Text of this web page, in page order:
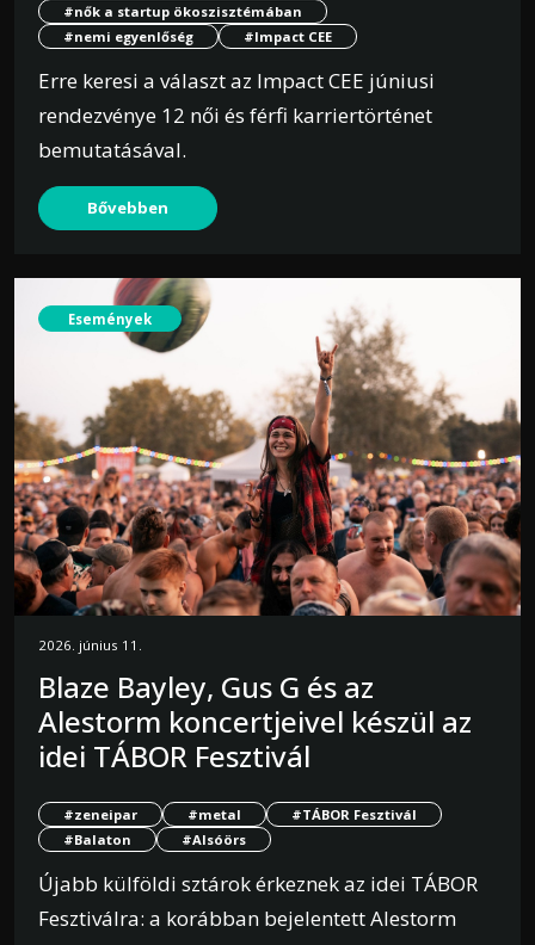
#nők a startup ökoszisztémában
#nemi egyenlőség
#Impact CEE
Erre keresi a választ az Impact CEE júniusi
rendezvénye 12 női és férfi karriertörténet
bemutatásával.
Bővebben
Események
2026. június 11.
Blaze Bayley, Gus G és az
Alestorm koncertjeivel készül az
idei TÁBOR Fesztivál
#zeneipar #metal
#TÁBOR Fesztivál
#Balaton
#Alsóörs
Újabb külföldi sztárok érkeznek az idei TÁBOR
Fesztiválra: a korábban bejelentett Alestorm